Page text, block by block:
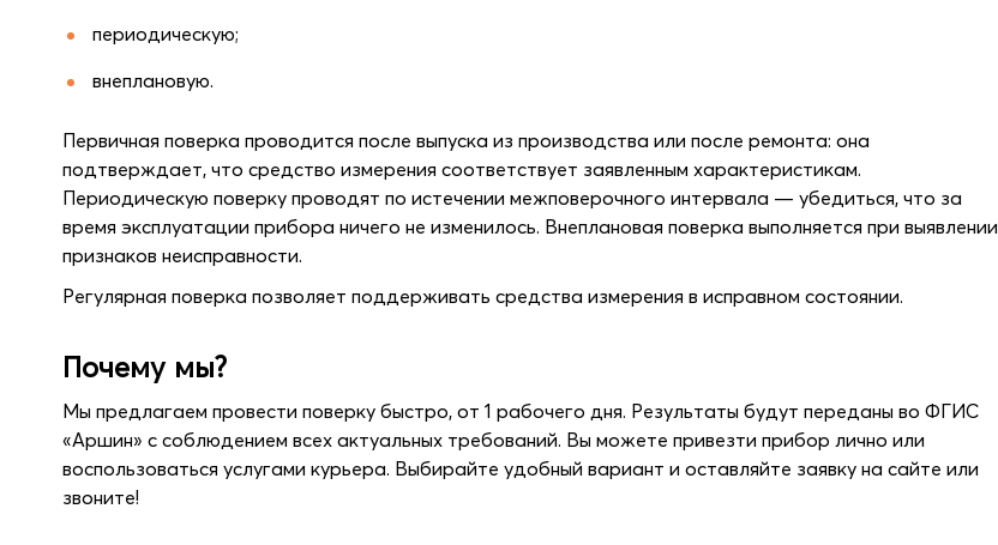
периодическую;
внеплановую.
Первичная поверка проводится после выпуска из производства или после ремонта: она
подтверждает, что средство измерения соответствует заявленным характеристикам.
Периодическую поверку проводят по истечении межповерочного интервала — убедиться, что за
время эксплуатации прибора ничего не изменилось. Внеплановая поверка выполняется при выявлении
признаков неисправности.
Регулярная поверка позволяет поддерживать средства измерения в исправном состоянии.
Почему мы?
Мы предлагаем провести поверку быстро, от 1 рабочего дня. Результаты будут переданы во ФГИС
«Аршин» с соблюдением всех актуальных требований. Вы можете привезти прибор лично или
воспользоваться услугами курьера. Выбирайте удобный вариант и оставляйте заявку на сайте или
звоните!